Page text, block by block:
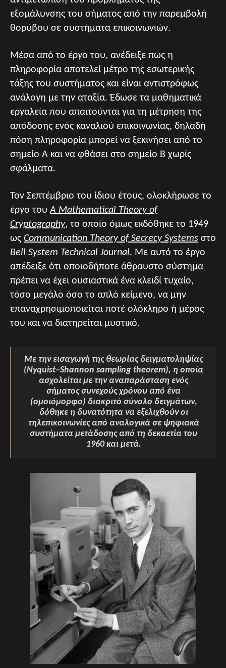
εξομάλυνσης του σήματος από την παρεμβολή
θορύβου σε συστήματα επικοινωνιών.
Μέσα από το έργο του, ανέδειξε πως η
πληροφορία αποτελεί μέτρο της εσωτερικής
τάξης του συστήματος και είναι αντιστρόφως
ανάλογη με την αταξία. Έδωσε τα μαθηματικά
εργαλεία που απαιτούνται για τη μέτρηση της
απόδοσης ενός καναλιού επικοινωνίας, δηλαδή
πόση πληροφορία μπορεί να ξεκινήσει από το
σημείο Α και να φθάσει στο σημείο Β χωρίς
σφάλματα.
Τον Σεπτέμβριο του ίδιου έτους, ολοκλήρωσε το
έργο τουA Mathematical Theory of
Cryptography, το οποίο όμως εκδόθηκε το 1949
ως Communication Theory of Secrecy Systems στο
Bell System Technical Journal. Με αυτό το έργο
απέδειξε ότι οποιοδήποτε άθραυστο σύστημα
πρέπει να έχει ουσιαστικά ένα κλειδί τυχαίο,
τόσο μεγάλο όσο το απλό κείμενο, να μην
επαναχρησιμοποιείται ποτέ ολόκληρο ή μέρος
του και να διατηρείται μυστικό.
Με την εισαγωγή της θεωρίας δειγματοληψίας
(Nyquist–Shannon sampling theorem), η οποία
ασχολείται με την αναπαράσταση ενός
σήματος συνεχούς χρόνου από ένα
(ομοιόμορφο) διακριτό σύνολο δειγμάτων,
δόθηκε η δυνατότητα να εξελιχθούν οι
τηλεπικοινωνίες από αναλογικά σε ψηφιακά
συστήματα μετάδοσης από τη δεκαετία του
1960 και μετά.